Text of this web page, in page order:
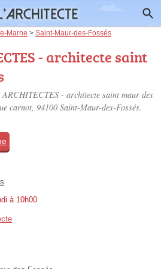
Marne > Saint-Maur-des-Fossés
- architecte saint
- architecte saint maur des
carnot, 94100 Saint-Maur-des-Fossés.
à 10h00